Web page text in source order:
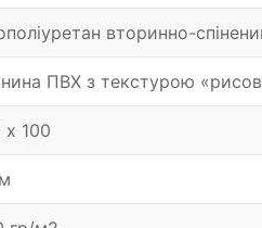
вторинно-
ПВХ з текстурою
х 100